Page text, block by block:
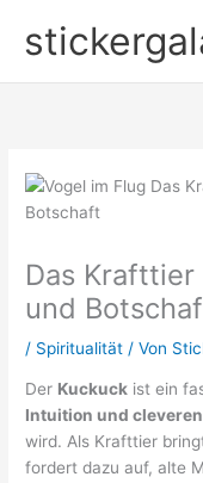
Inhalt
Das
und
/ Spiritualität / Von
Der Kuckuck ist ein
Intuition und
wird. Als Krafttier
fordert dazu auf, alte